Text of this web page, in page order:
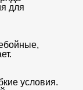
для
условия.